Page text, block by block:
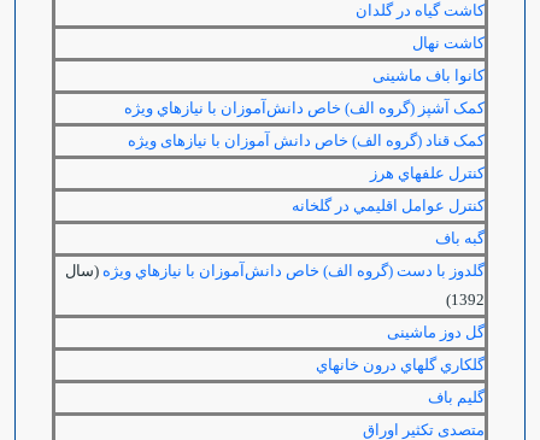
كاشت گياه در گلدان
كاشت نهال
کانوا باف ماشینی
کمک آشپز (گروه الف) خاص دانش‌آموزان با نيازهاي ويژه
کمک قناد (گروه الف) خاص دانش آموزان با نیازهای ویژه
كنترل علف‏هاي هرز
كنترل عوامل اقليمي در گلخانه
گبه باف
گلدوز با دست (گروه الف) خاص دانش‌آموزان با نيازهاي ويژه (سال
1392)
گل دوز ماشینی
گلكاري گل‏هاي درون خانه‏اي
گلیم باف
متصدی تکثیر اوراق